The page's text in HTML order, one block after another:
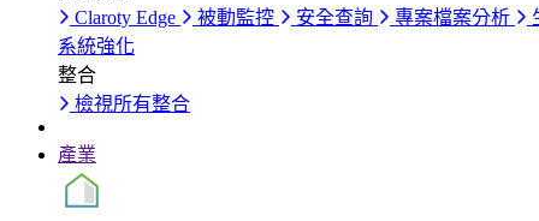
Claroty Edge
被動監控 安全查詢 專案檔案分析
系統強化
整合
檢視所有整合
產業